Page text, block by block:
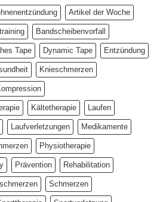
Parameter
Studienergebnisse
unter
der
Artikel der Woche
Bandscheibenvorfall
Tape Dynamic Tape Entzündung
Knieschmerzen
Kältetherapie Laufen
Laufverletzungen Medikamente
Physiotherapie
Prävention Rehabilitation
Schmerzen